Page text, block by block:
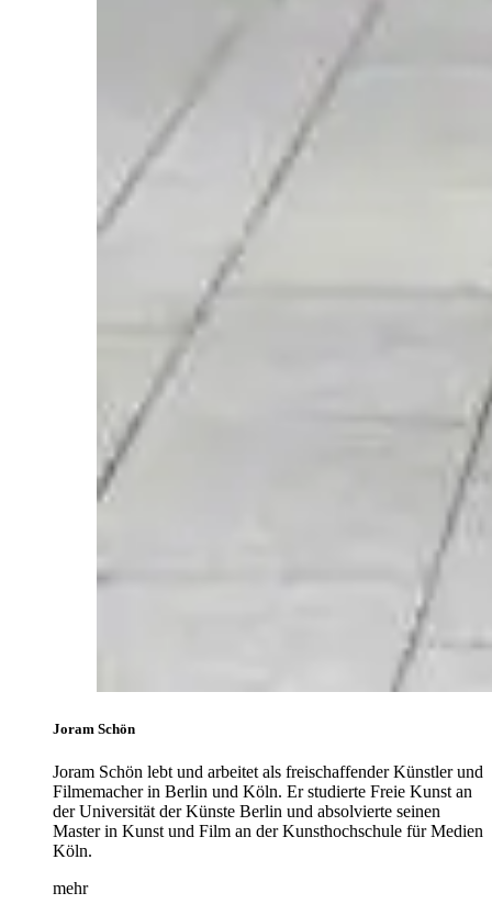
Joram Schön
Joram Schön lebt und arbeitet als freischaffender Künstler und
Filmemacher in Berlin und Köln. Er studierte Freie Kunst an
der Universität der Künste Berlin und absolvierte seinen
Master in Kunst und Film an der Kunsthochschule für Medien
Köln.
mehr